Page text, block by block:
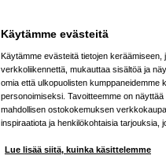
Käytämme evästeitä
Käytämme evästeitä tietojen
verkkoliikennettä, mukauttaa sisältöä ja
omia että ulkopuolisten kumppaneidemme
personoimiseksi. Tavoitteemme on
mahdollisen ostokokemuksen
inspiraatiota ja henkilökohtaisia tarjouksia,
Lue lisää siitä, kuinka käsittelemme